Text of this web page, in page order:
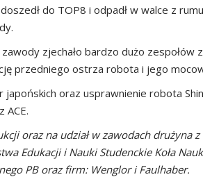
do TOP8 i odpadł w walce z
zjechało bardzo dużo zespołów
przedniego ostrza robota i jego
oraz usprawnienie robota
ACE.
oraz na udział w zawodach drużyna z
Edukacji i Nauki Studenckie Koła
PB oraz firm: Wenglor i Faulhaber.